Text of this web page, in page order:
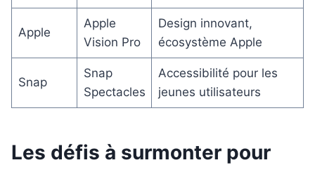
Apple
Apple
Vision Pro
Design innovant,
écosystème Apple
Snap
Snap
Spectacles
Accessibilité pour les
jeunes utilisateurs
Les défis à surmonter pour